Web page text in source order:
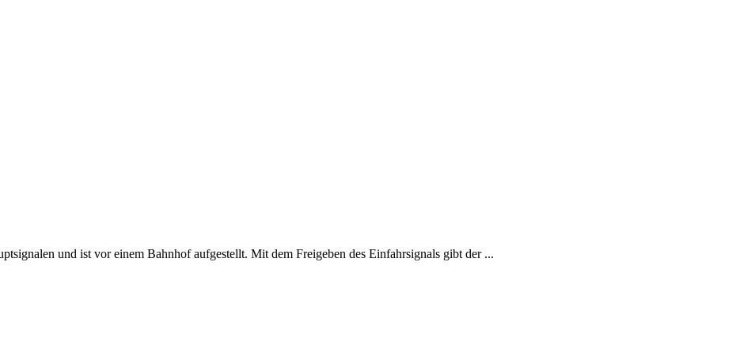
und ist vor einem Bahnhof aufgestellt. Mit dem Freigeben des Einfahrsignals gibt der ...